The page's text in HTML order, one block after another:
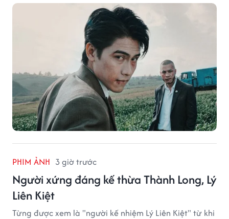
PHIM ẢNH 3 giờ trước
Người xứng đáng kế thừa Thành Long, Lý
Liên Kiệt
Từng được xem là "người kế nhiệm Lý Liên Kiệt" từ khi